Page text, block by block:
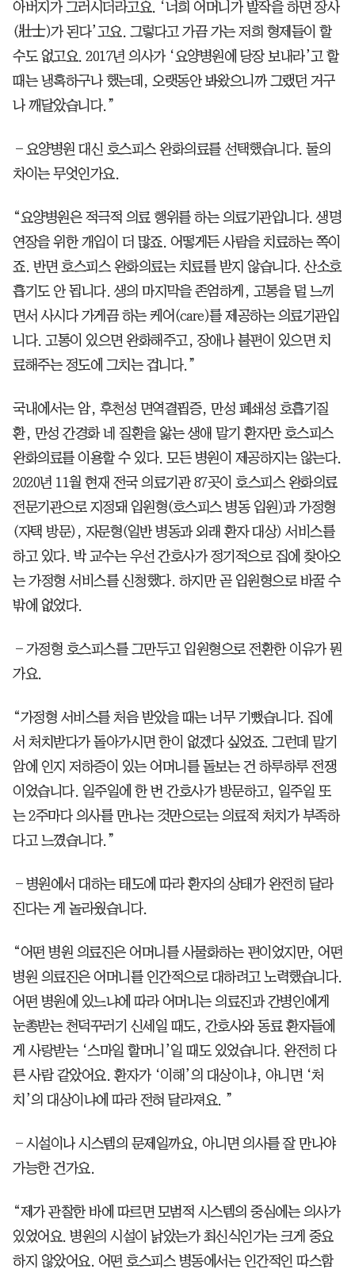
아버지가 그러시더라고요. ‘너희 어머니가 발작을 하면 장사
(壯士)가 된다’고요. 그렇다고 가끔 가는 저희 형제들이 할
수도 없고요. 2017년 의사가 ‘요양병원에 당장 보내라’고 할
때는 냉혹하구나 했는데, 오랫동안 봐왔으니까 그랬던 거구
나 깨달았습니다.”
―요양병원 대신 호스피스 완화의료를 선택했습니다. 둘의
차이는 무엇인가요.
“요양병원은 적극적 의료 행위를 하는 의료기관입니다. 생명
연장을 위한 개입이 더 많죠. 어떻게든 사람을 치료하는 쪽이
죠. 반면 호스피스 완화의료는 치료를 받지 않습니다. 산소호
흡기도 안 됩니다. 생의 마지막을 존엄하게, 고통을 덜 느끼
면서 사시다 가게끔 하는 케어(care)를 제공하는 의료기관입
니다. 고통이 있으면 완화해주고, 장애나 불편이 있으면 치
료해주는 정도에 그치는 겁니다.”
국내에서는 암, 후천성 면역결핍증, 만성 폐쇄성 호흡기질
환, 만성 간경화 네 질환을 앓는 생애 말기 환자만 호스피스
완화의료를 이용할 수 있다. 모든 병원이 제공하지는 않는다.
2020년 11월 현재 전국 의료기관 87곳이 호스피스 완화의료
전문기관으로 지정돼 입원형(호스피스 병동 입원)과 가정형
(자택 방문), 자문형(일반 병동과 외래 환자 대상) 서비스를
하고 있다. 박 교수는 우선 간호사가 정기적으로 집에 찾아오
는 가정형 서비스를 신청했다. 하지만 곧 입원형으로 바꿀 수
밖에 없었다.
―가정형 호스피스를 그만두고 입원형으로 전환한 이유가 뭔
가요.
“가정형 서비스를 처음 받았을 때는 너무 기뻤습니다. 집에
서 처치받다가 돌아가시면 한이 없겠다 싶었죠. 그런데 말기
암에 인지 저하증이 있는 어머니를 돌보는 건 하루하루 전쟁
이었습니다. 일주일에 한 번 간호사가 방문하고, 일주일 또
는 2주마다 의사를 만나는 것만으로는 의료적 처치가 부족하
다고 느꼈습니다.”
―병원에서 대하는 태도에 따라 환자의 상태가 완전히 달라
진다는 게 놀라웠습니다.
“어떤 병원 의료진은 어머니를 사물화하는 편이었지만, 어떤
병원 의료진은 어머니를 인간적으로 대하려고 노력했습니다.
어떤 병원에 있느냐에 따라 어머니는 의료진과 간병인에게
눈총받는 천덕꾸러기 신세일 때도, 간호사와 동료 환자들에
게 사랑받는 ‘스마일 할머니’일 때도 있었습니다. 완전히 다
른 사람 같았어요. 환자가 ‘이해’의 대상이냐, 아니면 ‘처
치’의 대상이냐에 따라 전혀 달라져요. ”
―시설이나 시스템의 문제일까요, 아니면 의사를 잘 만나야
가능한 건가요.
“제가 관찰한 바에 따르면 모범적 시스템의 중심에는 의사가
있었어요. 병원의 시설이 낡았는가 최신식인가는 크게 중요
하지 않았어요. 어떤 호스피스 병동에서는 인간적인 따스함